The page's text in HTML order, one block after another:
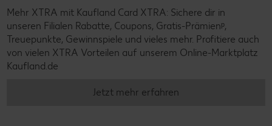
Mehr XTRA mit Kaufland Card XTRA: Sichere dir in
unseren Filialen Rabatte, Coupons, Gratis-Prämienᵖ,
Treuepunkte, Gewinnspiele und vieles mehr. Profitiere auch
von vielen XTRA Vorteilen auf unserem Online-Marktplatz
Kaufland.de
Jetzt mehr erfahren